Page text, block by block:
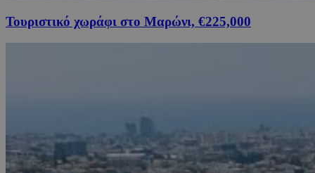
Τουριστικό χωράφι στο Μαρώνι, €225,000